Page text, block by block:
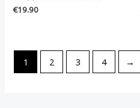
€19.90
1 2 3 4 →